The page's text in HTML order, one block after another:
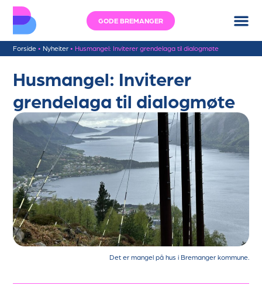
GODE BREMANGER
Forside • Nyheiter • Husmangel: Inviterer grendelaga til dialogmøte
Husmangel: Inviterer
grendelaga til dialogmøte
Det er mangel på hus i Bremanger kommune.